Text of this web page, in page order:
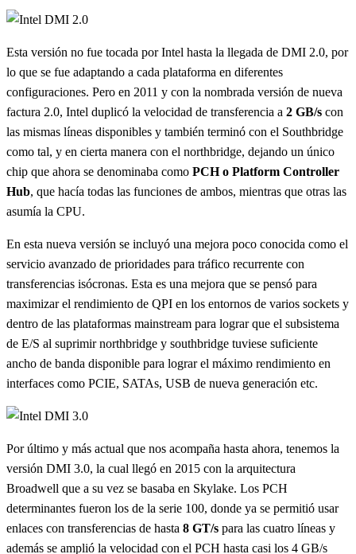
Esta versión no fue tocada por Intel hasta la llegada de DMI 2.0, por
lo que se fue adaptando a cada plataforma en diferentes
configuraciones. Pero en 2011 y con la nombrada versión de nueva
factura 2.0, Intel duplicó la velocidad de transferencia a 2 GB/s con
las mismas líneas disponibles y también terminó con el Southbridge
como tal, y en cierta manera con el northbridge, dejando un único
chip que ahora se denominaba como PCH o Platform Controller
Hub, que hacía todas las funciones de ambos, mientras que otras las
asumía la CPU.
En esta nueva versión se incluyó una mejora poco conocida como el
servicio avanzado de prioridades para tráfico recurrente con
transferencias isócronas. Esta es una mejora que se pensó para
maximizar el rendimiento de QPI en los entornos de varios sockets y
dentro de las plataformas mainstream para lograr que el subsistema
de E/S al suprimir northbridge y southbridge tuviese suficiente
ancho de banda disponible para lograr el máximo rendimiento en
interfaces como PCIE, SATAs, USB de nueva generación etc.
Por último y más actual que nos acompaña hasta ahora, tenemos la
versión DMI 3.0, la cual llegó en 2015 con la arquitectura
Broadwell que a su vez se basaba en Skylake. Los PCH
determinantes fueron los de la serie 100, donde ya se permitió usar
enlaces con transferencias de hasta 8 GT/s para las cuatro líneas y
además se amplió la velocidad con el PCH hasta casi los 4 GB/s